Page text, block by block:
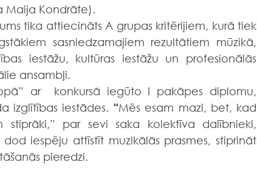
Maija Kondrāte).
sasniedzamajiem rezultātiem mūzikā,
iestāžu, kultūras iestāžu un profesionālās
ansambļi.
izglītības iestādes. “Mēs esam mazi, bet, kad
par sevi saka kolektīva dalībnieki,
iespēju attīstīt muzikālās prasmes, stiprināt
pieredzi.